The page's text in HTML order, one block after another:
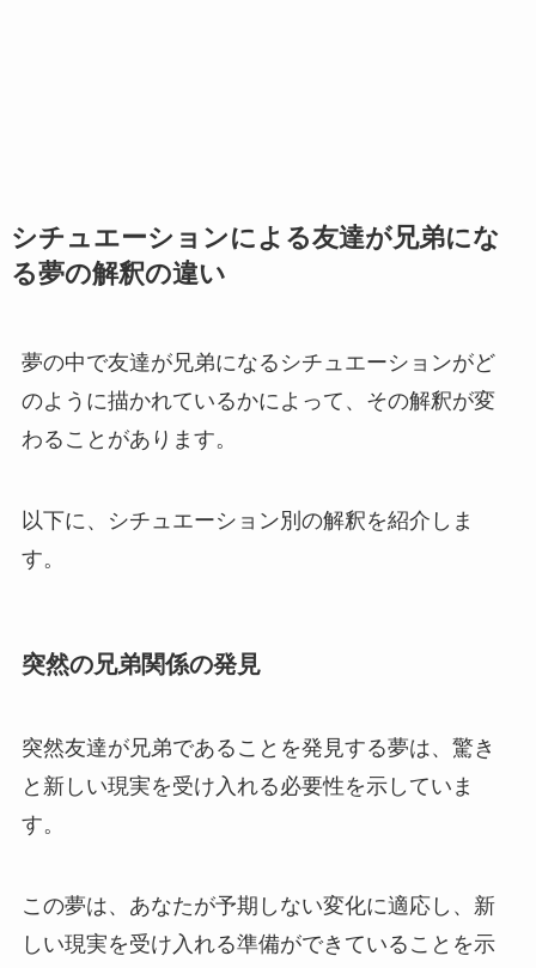
シチュエーションによる友達が兄弟にな
る夢の解釈の違い
夢の中で友達が兄弟になるシチュエーションがど
のように描かれているかによって、その解釈が変
わることがあります。
以下に、シチュエーション別の解釈を紹介しま
す。
突然の兄弟関係の発見
突然友達が兄弟であることを発見する夢は、驚き
と新しい現実を受け入れる必要性を示していま
す。
この夢は、あなたが予期しない変化に適応し、新
しい現実を受け入れる準備ができていることを示